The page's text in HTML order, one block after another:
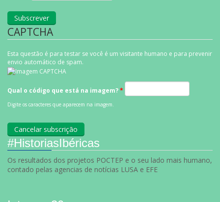
CAPTCHA
Esta questão é para testar se você é um visitante humano e para prevenir
envio automático de spam.
Qual o código que está na imagem?*
Digite os caracteres que aparecem na imagem.
#HistoriasIbéricas
Os resultados dos projetos POCTEP e o seu lado mais humano,
contado pelas agencias de notícias LUSA e EFE